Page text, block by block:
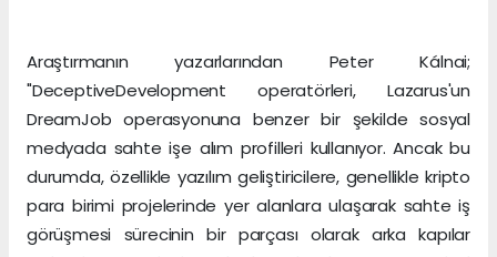
Araştırmanın yazarlarından Peter Kálnai;
"DeceptiveDevelopment operatörleri, Lazarus'un
DreamJob operasyonuna benzer bir şekilde sosyal
medyada sahte işe alım profilleri kullanıyor. Ancak bu
durumda, özellikle yazılım geliştiricilere, genellikle kripto
para birimi projelerinde yer alanlara ulaşarak sahte iş
görüşmesi sürecinin bir parçası olarak arka kapılar